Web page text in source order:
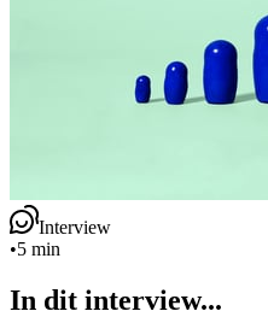
Interview
•5 min
In dit interview...